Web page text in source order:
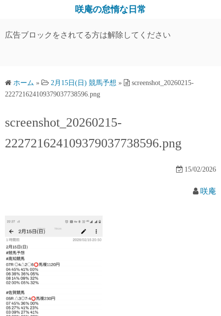
テ
ス
キ
プ
咲庵の怠惰な日常
広告ブロックをされてる方は解除してください
ホーム » 2月15日(日) 競馬予想 »
screenshot_20260215-
222721624109379037738596.png
screenshot_20260215-
222721624109379037738596.png
15/02/2026
咲庵